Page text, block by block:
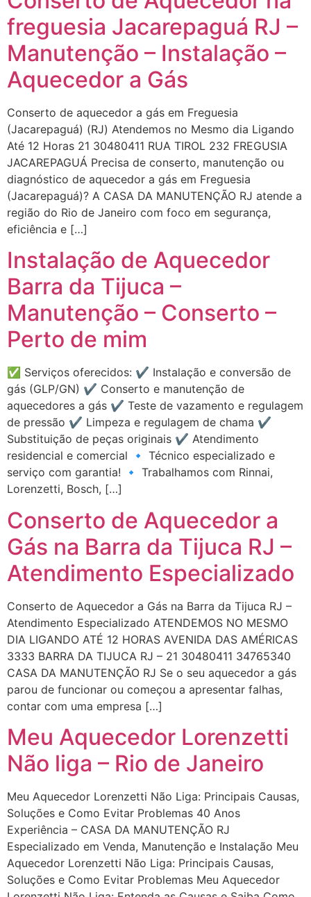
freguesia Jacarepaguá RJ –
Manutenção – Instalação –
Aquecedor a Gás
Conserto de aquecedor a gás em Freguesia
(Jacarepaguá) (RJ) Atendemos no Mesmo dia Ligando
Até 12 Horas 21 30480411 RUA TIROL 232 FREGUSIA
JACAREPAGUÁ Precisa de conserto, manutenção ou
diagnóstico de aquecedor a gás em Freguesia
(Jacarepaguá)? A CASA DA MANUTENÇÃO RJ atende a
região do Rio de Janeiro com foco em segurança,
eficiência e […]
Instalação de Aquecedor
Barra da Tijuca –
Manutenção – Conserto –
Perto de mim
✅ Serviços oferecidos: ✔️ Instalação e conversão de
gás (GLP/GN) ✔️ Conserto e manutenção de
aquecedores a gás ✔️ Teste de vazamento e regulagem
de pressão ✔️ Limpeza e regulagem de chama ✔️
Substituição de peças originais ✔️ Atendimento
residencial e comercial 🔹 Técnico especializado e
serviço com garantia! 🔹 Trabalhamos com Rinnai,
Lorenzetti, Bosch, […]
Conserto de Aquecedor a
Gás na Barra da Tijuca RJ –
Atendimento Especializado
Conserto de Aquecedor a Gás na Barra da Tijuca RJ –
Atendimento Especializado ATENDEMOS NO MESMO
DIA LIGANDO ATÉ 12 HORAS AVENIDA DAS AMÉRICAS
3333 BARRA DA TIJUCA RJ – 21 30480411 34765340
CASA DA MANUTENÇÃO RJ Se o seu aquecedor a gás
parou de funcionar ou começou a apresentar falhas,
contar com uma empresa […]
Meu Aquecedor Lorenzetti
Não liga – Rio de Janeiro
Meu Aquecedor Lorenzetti Não Liga: Principais Causas,
Soluções e Como Evitar Problemas 40 Anos
Experiência – CASA DA MANUTENÇÃO RJ
Especializado em Venda, Manutenção e Instalação Meu
Aquecedor Lorenzetti Não Liga: Principais Causas,
Soluções e Como Evitar Problemas Meu Aquecedor